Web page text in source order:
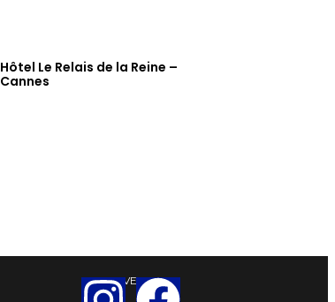
Hôtel Le Relais de la Reine –
Cannes
SUIVEZ-NOUS